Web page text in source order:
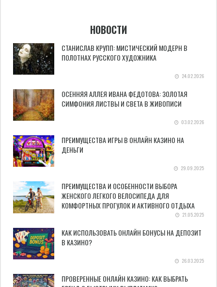
НОВОСТИ
СТАНИСЛАВ КРУПП: МИСТИЧЕСКИЙ МОДЕРН В
ПОЛОТНАХ РУССКОГО ХУДОЖНИКА
24.02.2026
ОСЕННЯЯ АЛЛЕЯ ИВАНА ФЕДОТОВА: ЗОЛОТАЯ
СИМФОНИЯ ЛИСТВЫ И СВЕТА В ЖИВОПИСИ
03.02.2026
ПРЕИМУЩЕСТВА ИГРЫ В ОНЛАЙН КАЗИНО НА
ДЕНЬГИ
29.09.2025
ПРЕИМУЩЕСТВА И ОСОБЕННОСТИ ВЫБОРА
ЖЕНСКОГО ЛЕГКОГО ВЕЛОСИПЕДА ДЛЯ
КОМФОРТНЫХ ПРОГУЛОК И АКТИВНОГО ОТДЫХА
21.05.2025
КАК ИСПОЛЬЗОВАТЬ ОНЛАЙН БОНУСЫ НА ДЕПОЗИТ
В КАЗИНО?
26.03.2025
ПРОВЕРЕННЫЕ ОНЛАЙН КАЗИНО: КАК ВЫБРАТЬ